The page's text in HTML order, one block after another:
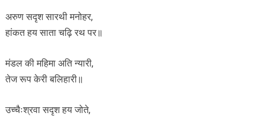
अरुण सदृश सारथी मनोहर,
हांकत हय साता चढ़ि रथ पर॥
मंडल की महिमा अति न्यारी,
तेज रूप केरी बलिहारी॥
उच्चैःश्रवा सदृश हय जोते,